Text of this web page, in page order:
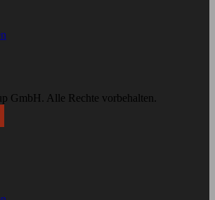
GmbH. Alle Rechte vorbehalten.